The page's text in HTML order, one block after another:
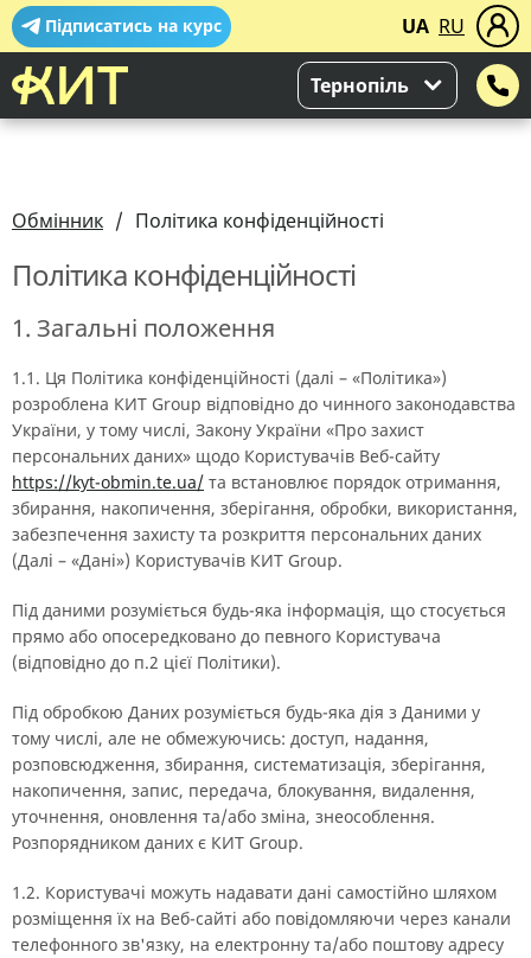
Підписатись на курс UA RU
Тернопіль
Обмінник Політика конфіденційності
Політика конфіденційності
1. Загальні положення
1.1. Ця Політика конфіденційності (далі – «Політика»)
розроблена КИТ Group відповідно до чинного законодавства
України, у тому числі, Закону України «Про захист
персональних даних» щодо Користувачів Веб-сайту
https://kyt-obmin.te.ua/ та встановлює порядок отримання,
збирання, накопичення, зберігання, обробки, використання,
забезпечення захисту та розкриття персональних даних
(Далі – «Дані») Користувачів КИТ Group.
Під даними розуміється будь-яка інформація, що стосується
прямо або опосередковано до певного Користувача
(відповідно до п.2 цієї Політики).
Під обробкою Даних розуміється будь-яка дія з Даними у
тому числі, але не обмежуючись: доступ, надання,
розповсюдження, збирання, систематизація, зберігання,
накопичення, запис, передача, блокування, видалення,
уточнення, оновлення та/або зміна, знеособлення.
Розпорядником даних є КИТ Group.
1.2. Користувачі можуть надавати дані самостійно шляхом
розміщення їх на Веб-сайті або повідомляючи через канали
телефонного зв'язку, на електронну та/або поштову адресу